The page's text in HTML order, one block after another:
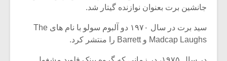
جانشین برت بعنوان نوازنده گیتار شد.
سید برت در سال ۱۹۷۰ دو آلبوم سولو با نام های The
Madcap Laughs و Barrett را منتشر کرد.